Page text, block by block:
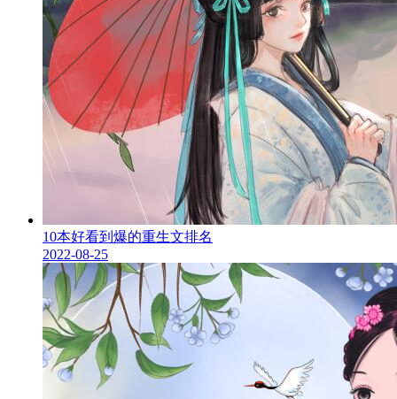
10本好看到爆的重生文排名
2022-08-25